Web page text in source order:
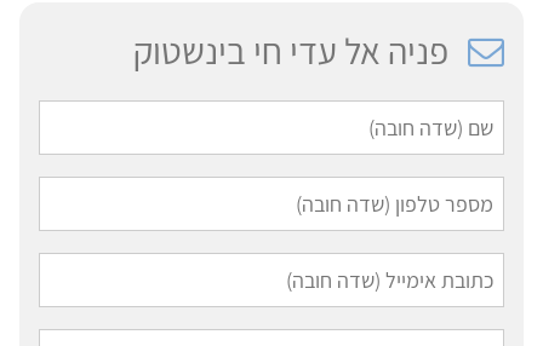
פניה אל עדי חי בינשטוק